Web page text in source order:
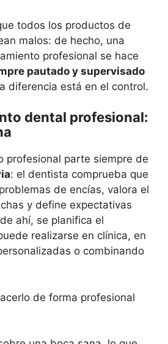
todos los productos de
malos: de hecho, una
profesional se hace
pautado y supervisado
diferencia está en el control.
dental profesional:
profesional parte siempre de
: el dentista comprueba que
de encías, valora el
y define expectativas
ahí, se planifica el
realizarse en clínica, en
o combinando
de forma profesional